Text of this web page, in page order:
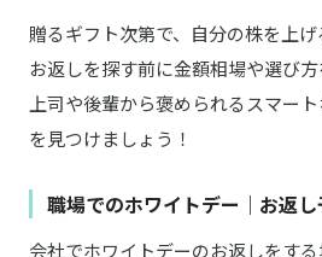
コフレ プランタン 2粒入
ガトー・キュイ・アソート mini ＜
贈るギフト次第で、自分の株を上げ
お返しを探す前に金額相場や選び方
上司や後輩から褒められるスマー
を見つけましょう！
職場でのホワイトデー｜お返し
会社でホワイトデーのお返しをす